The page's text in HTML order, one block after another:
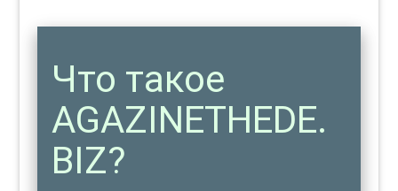
Что такое
AGAZINETHEDE.
BIZ?